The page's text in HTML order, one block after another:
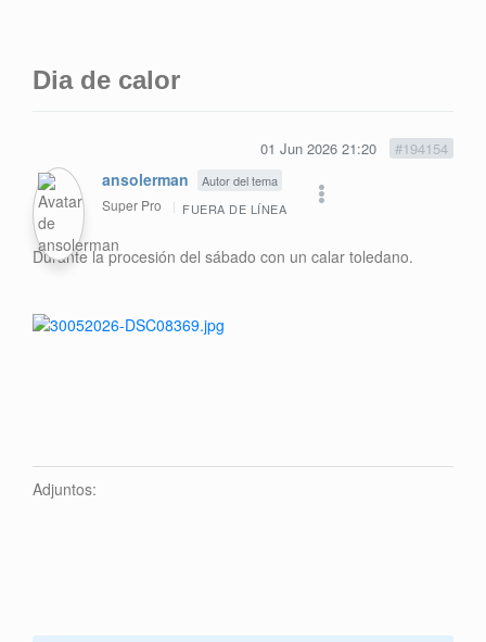
Dia de calor
01 Jun 2026 21:20 #194154
ansolerman Autor del tema
Super Pro FUERA DE LÍNEA
Durante la procesión del sábado con un calar toledano.
Adjuntos: